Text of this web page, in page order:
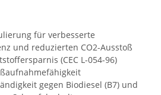
für verbesserte
und reduzierten CO2-Ausstoß
(CEC L-054-96)
gegen Biodiesel (B7) und